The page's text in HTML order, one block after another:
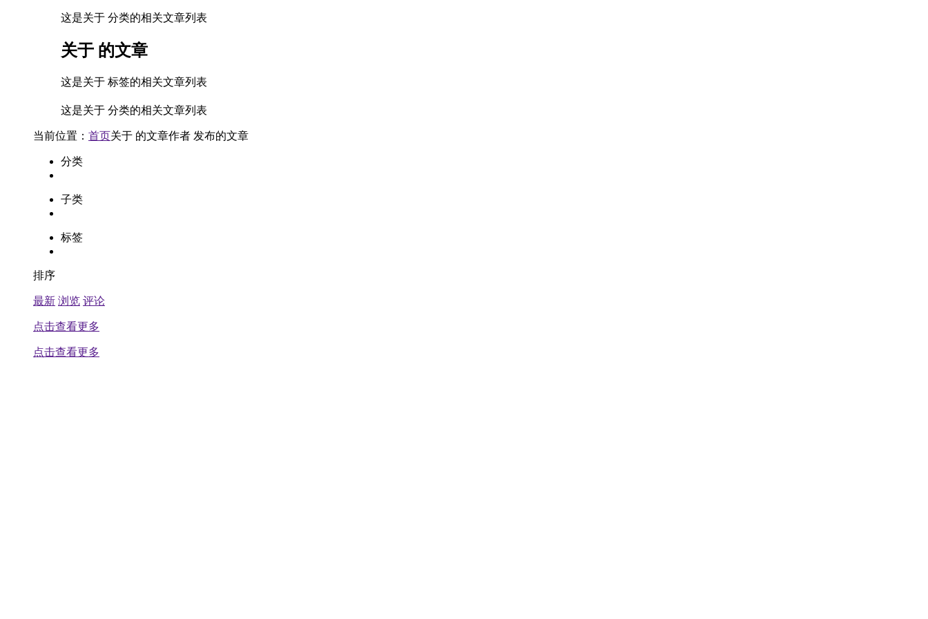
这是关于 分类的相关文章列表
关于 的文章
这是关于 标签的相关文章列表
这是关于 分类的相关文章列表
当前位置： 首页关于 的文章作者 发布的文章
分类
子类
标签
排序
最新 浏览 评论
点击查看更多
点击查看更多